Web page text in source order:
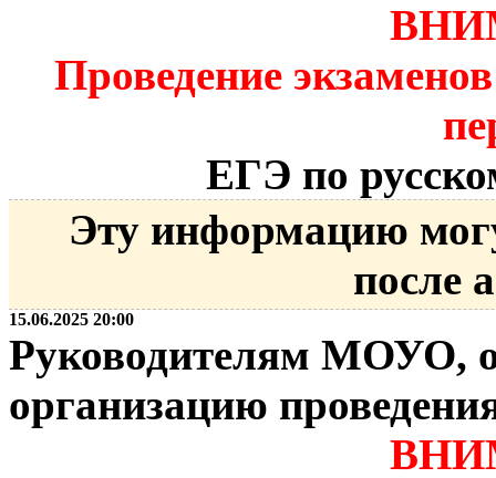
Проведение
ЕГЭ по
Эту информацию
после
15.06.2025 20:00
Руководителям МОУО,
организацию